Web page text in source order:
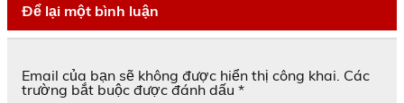
Để lại một bình luận
Email của bạn sẽ không được hiển thị công khai. Các
trường bắt buộc được đánh dấu *